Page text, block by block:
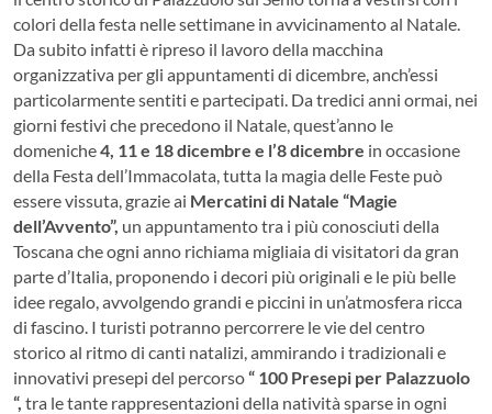
colori della festa nelle settimane in avvicinamento al Natale.
Da subito infatti è ripreso il lavoro della macchina
organizzativa per gli appuntamenti di dicembre, anch’essi
particolarmente sentiti e partecipati. Da tredici anni ormai, nei
giorni festivi che precedono il Natale, quest’anno le
domeniche4, 11 e 18 dicembre e l’8dicembre in occasione
della Festa dell’Immacolata, tutta la magia delle Feste può
essere vissuta, grazie ai Mercatini di Natale “Magie
dell’Avvento”, un appuntamento tra i più conosciuti della
Toscana che ogni anno richiama migliaia di visitatori da gran
parte d’Italia, proponendo i decori più originali e le più belle
idee regalo, avvolgendo grandi e piccini in un’atmosfera ricca
di fascino. I turisti potranno percorrere le vie del centro
storico al ritmo di canti natalizi, ammirando i tradizionali e
innovativi presepi del percorso“ 100 Presepi per Palazzuolo
“, tra le tante rappresentazioni della natività sparse in ogni